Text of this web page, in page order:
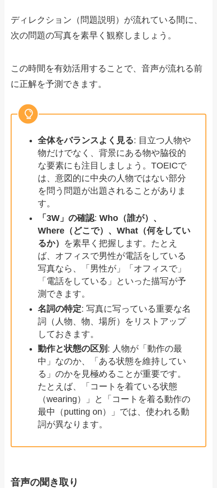
ディレクション（問題説明）が流れている間に、
次の問題の写真を素早く観察しましょう。
この時間を有効活用することで、音声が流れる前
に正解を予測できます。
全体をバランスよく見る: 目立つ人物や
物だけでなく、背景にある物や脇役的
な要素にも注目しましょう。TOEICで
は、意図的に中央の人物ではない部分
を問う問題が出題されることがありま
す。
「3W」の確認:Who（誰が）、
Where（どこで）、What（何をしてい
るか） を素早く把握します。たとえ
ば、オフィスで男性が電話をしている
写真なら、「男性が」「オフィスで」
「電話をしている」といった描写が予
測できます。
名詞の特定: 写真に写っている重要な名
詞（人物、物、場所）をリストアップ
しておきます。
動作と状態の区別 : 人物が「動作の最
中」なのか、「ある状態を維持してい
る」のかを見極めることが重要です。
たとえば、「コートを着ている状態
（wearing）」と「コートを着る動作の
最中（putting on）」では、使われる動
詞が異なります。
音声の聞き取り